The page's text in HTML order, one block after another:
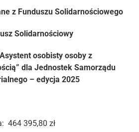
z Funduszu Solidarnościowego
Solidarnościowy
osobisty osoby z
dla Jednostek Samorządu
– edycja 2025
464 395,80 zł